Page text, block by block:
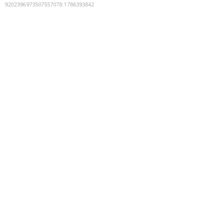
9202396973507557078:1786393842